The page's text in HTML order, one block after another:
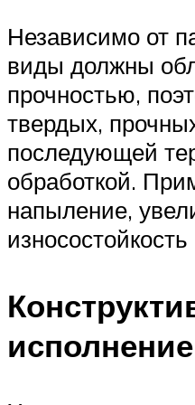
Независимо от
виды должны
прочностью,
твердых,
последующей
обработкой.
напыление,
исполнение